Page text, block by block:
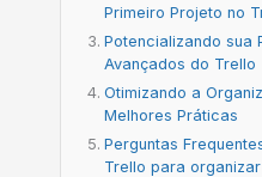
Primeiro Projeto no
Potencializando sua
Avançados do Trello
Otimizando a
Melhores Práticas
Perguntas
Trello para